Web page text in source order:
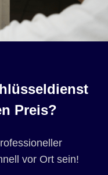
Preis?
vor Ort sein!